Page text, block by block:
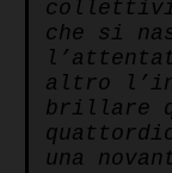
che si
altro
brillare
una